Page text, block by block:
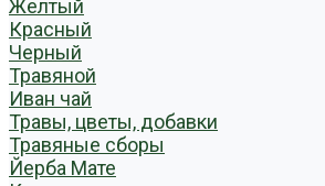
Желтый
Красный
Черный
Травяной
Иван чай
Травы, цветы, добавки
Травяные сборы
Йерба Мате